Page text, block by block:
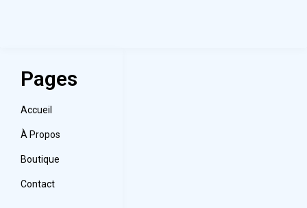
Pages
Accueil
À Propos
Boutique
Contact